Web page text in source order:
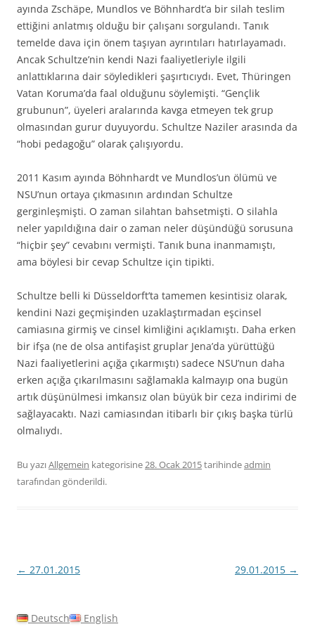
ayında Zschäpe, Mundlos ve Böhnhardt’a bir silah teslim
ettiğini anlatmış olduğu bir çalışanı sorgulandı. Tanık
temelde dava için önem taşıyan ayrıntıları hatırlayamadı.
Ancak Schultze’nin kendi Nazi faaliyetleriyle ilgili
anlattıklarına dair söyledikleri şaşırtıcıydı. Evet, Thüringen
Vatan Koruma’da faal olduğunu söylemişti. “Gençlik
grubunun”, üyeleri aralarında kavga etmeyen tek grup
olmasından gurur duyuyordu. Schultze Naziler arasında da
“hobi pedagoğu” olarak çalışıyordu.
2011 Kasım ayında Böhnhardt ve Mundlos’un ölümü ve
NSU’nun ortaya çıkmasının ardından Schultze
gerginleşmişti. O zaman silahtan bahsetmişti. O silahla
neler yapıldığına dair o zaman neler düşündüğü sorusuna
“hiçbir şey” cevabını vermişti. Tanık buna inanmamıştı,
ama böylesi bir cevap Schultze için tipikti.
Schultze belli ki Düsseldorft’ta tamemen kesintisiz olarak,
kendini Nazi geçmişinden uzaklaştırmadan eşcinsel
camiasına girmiş ve cinsel kimliğini açıklamıştı. Daha erken
bir ifşa (ne de olsa antifaşist gruplar Jena’da yürüttüğü
Nazi faaliyetlerini açığa çıkarmıştı) sadece NSU’nun daha
erken açığa çıkarılmasını sağlamakla kalmayıp ona bugün
artık düşünülmesi imkansız olan büyük bir ceza indirimi de
sağlayacaktı. Nazi camiasından itibarlı bir çıkış başka türlü
olmalıydı.
Bu yazıAllgemein kategorisine28. Ocak 2015tarihindeadmin
tarafından gönderildi.
Yazı
← 27.01.2015 29.01.2015 →
Deutsch English